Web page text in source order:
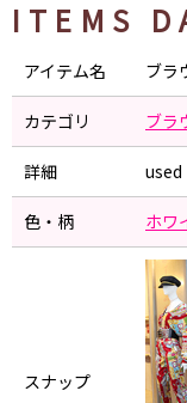
ITEMS
アイテム名 ブラ
カテゴリ ブラ
詳細 used
色・柄 ホワ
スナップ